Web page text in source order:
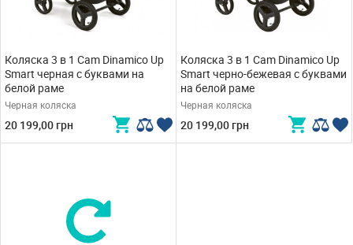
Коляска 3 в 1 Cam Dinamico Up
Smart черная с буквами на
белой раме
Черная коляска
20 199,00 грн
Коляска 3 в 1 Cam Dinamico Up
Smart черно-бежевая с буквами
на белой раме
Черная коляска
20 199,00 грн